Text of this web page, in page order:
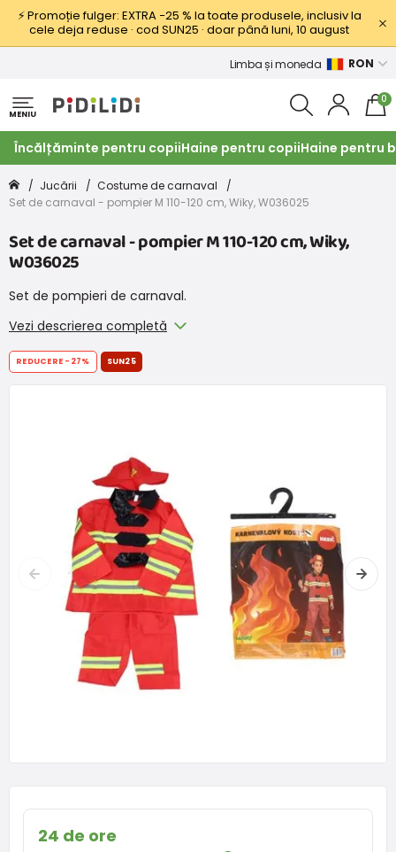
⚡ Promoție fulger: EXTRA −25 % la toate produsele, inclusiv la
cele deja reduse · cod SUN25 · doar până luni, 10 august
Limba și moneda RON
MENIU
0
Încălțăminte pentru copiiHaine pentru copiiHaine pentru
Jucării
Costume de carnaval
Set de carnaval - pompier M 110-120 cm, Wiky, W036025
Set de carnaval - pompier M 110-120 cm, Wiky,
W036025
Set de pompieri de carnaval.
Vezi descrierea completă
24 de ore
REDUCERE -27% SUN25